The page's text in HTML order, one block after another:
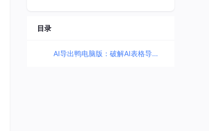
目录
AI导出鸭电脑版：破解AI表格导出难题的硬核技术方案